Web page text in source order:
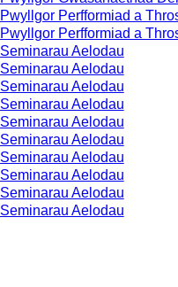
Pwyllgor Perfformiad a
Pwyllgor Perfformiad a
Seminarau Aelodau
Seminarau Aelodau
Seminarau Aelodau
Seminarau Aelodau
Seminarau Aelodau
Seminarau Aelodau
Seminarau Aelodau
Seminarau Aelodau
Seminarau Aelodau
Seminarau Aelodau